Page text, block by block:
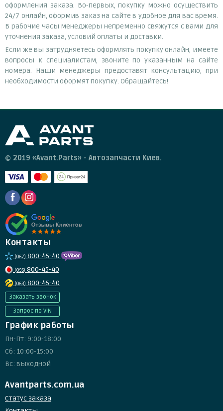
оформления заказа. Во-первых, покупку можно осуществить
24/7 онлайн, оформив заказ на сайте в удобное для вас время.
В рабочие часы менеджеры непременно свяжутся с вами для
уточнения заказа, условий оплаты и доставки.
Если же вы затрудняетесь оформлять покупку онлайн, имеете
вопросы к специалистам, звоните по указанным на сайте
номера. Наши менеджеры предоставят консультацию, при
необходимости оформят покупку. Обращайтесь!
© 2019 «Avant.Parts» - Автозапчасти Киев.
Контакты
(067) 800-45-40
(095) 800-45-40
(063) 800-45-40
Заказать звонок
Запрос по VIN
График работы
Пн-Пт: 9:00-18:00
Сб: 10:00-15:00
Вс: выходной
Avantparts.com.ua
Статус заказа